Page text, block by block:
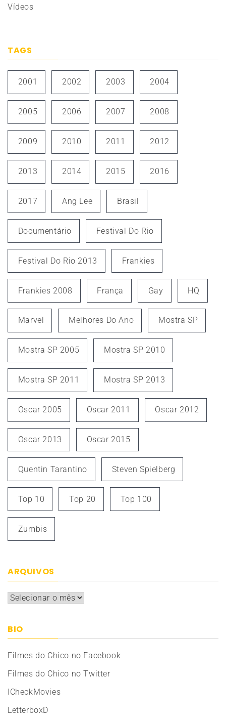
Vídeos
TAGS
2001 2002 2003 2004
2005 2006 2007 2008
2009 2010 2011 2012
2013 2014 2015 2016
2017 Ang Lee Brasil
Documentário Festival Do Rio
Festival Do Rio 2013 Frankies
Frankies 2008 França Gay HQ
Marvel Melhores Do Ano Mostra SP
Mostra SP 2005 Mostra SP 2010
Mostra SP 2011 Mostra SP 2013
Oscar 2005 Oscar 2011 Oscar 2012
Oscar 2013 Oscar 2015
Quentin Tarantino Steven Spielberg
Top 10 Top 20 Top 100
Zumbis
ARQUIVOS
Arquivos
BIO
Filmes do Chico no Facebook
Filmes do Chico no Twitter
ICheckMovies
LetterboxD